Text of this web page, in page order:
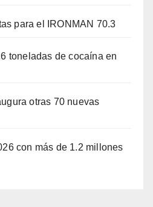
para el IRONMAN 70.3
toneladas de cocaína en
otras 70 nuevas
con más de 1.2 millones